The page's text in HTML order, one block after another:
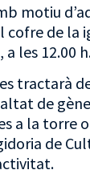
motiu
cofre de la
a les 12.00
tractarà
de
a la torre
de